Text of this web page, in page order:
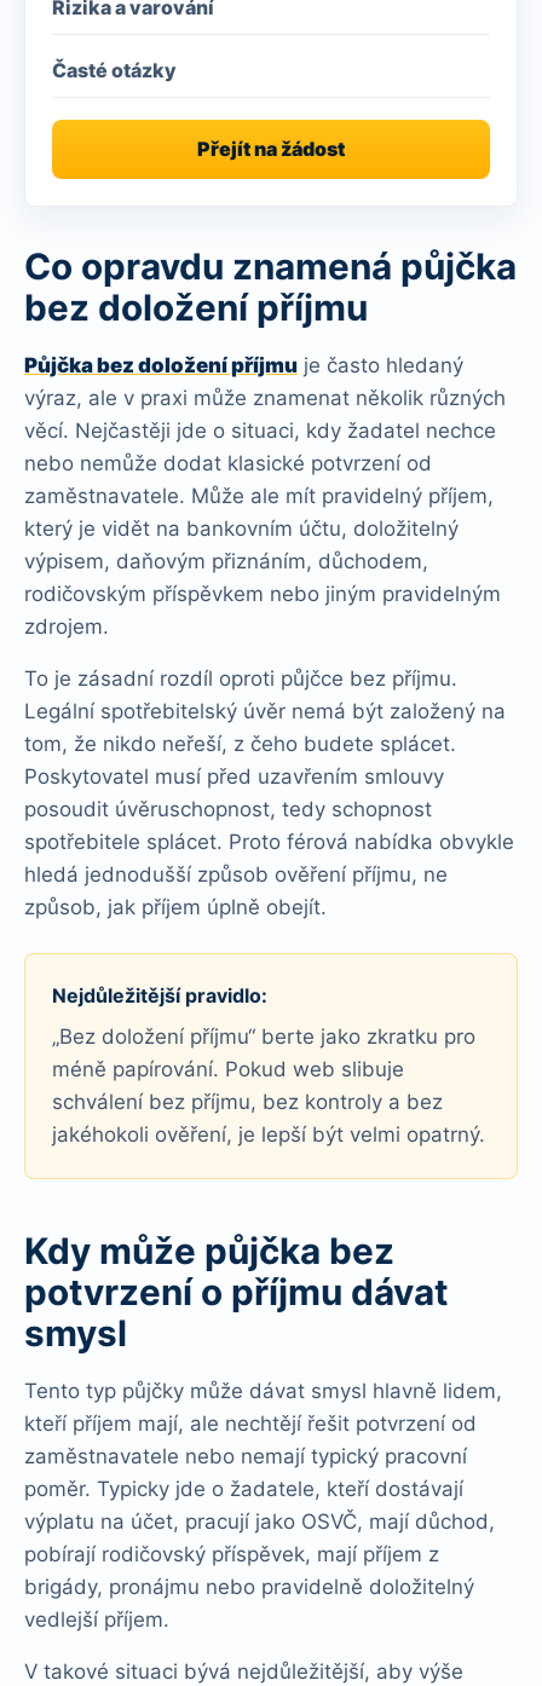
Rizika a varování
Časté otázky
Přejít na žádost
Co opravdu znamená půjčka
bez doložení příjmu
Půjčka bez doložení příjmu je často hledaný
výraz, ale v praxi může znamenat několik různých
věcí. Nejčastěji jde o situaci, kdy žadatel nechce
nebo nemůže dodat klasické potvrzení od
zaměstnavatele. Může ale mít pravidelný příjem,
který je vidět na bankovním účtu, doložitelný
výpisem, daňovým přiznáním, důchodem,
rodičovským příspěvkem nebo jiným pravidelným
zdrojem.
To je zásadní rozdíl oproti půjčce bez příjmu.
Legální spotřebitelský úvěr nemá být založený na
tom, že nikdo neřeší, z čeho budete splácet.
Poskytovatel musí před uzavřením smlouvy
posoudit úvěruschopnost, tedy schopnost
spotřebitele splácet. Proto férová nabídka obvykle
hledá jednodušší způsob ověření příjmu, ne
způsob, jak příjem úplně obejít.
Nejdůležitější pravidlo:
„Bez doložení příjmu“ berte jako zkratku pro
méně papírování. Pokud web slibuje
schválení bez příjmu, bez kontroly a bez
jakéhokoli ověření, je lepší být velmi opatrný.
Kdy může půjčka bez
potvrzení o příjmu dávat
smysl
Tento typ půjčky může dávat smysl hlavně lidem,
kteří příjem mají, ale nechtějí řešit potvrzení od
zaměstnavatele nebo nemají typický pracovní
poměr. Typicky jde o žadatele, kteří dostávají
výplatu na účet, pracují jako OSVČ, mají důchod,
pobírají rodičovský příspěvek, mají příjem z
brigády, pronájmu nebo pravidelně doložitelný
vedlejší příjem.
V takové situaci bývá nejdůležitější, aby výše